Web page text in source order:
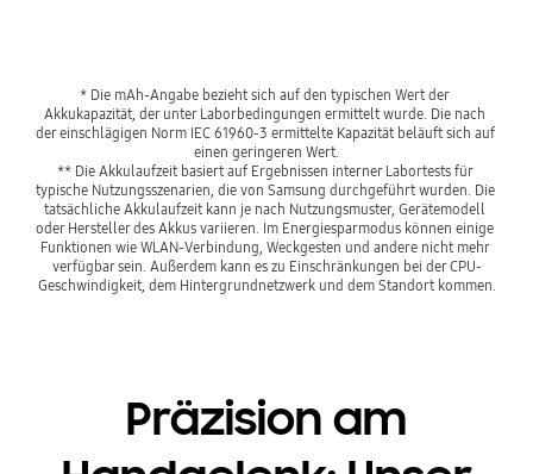
* Die mAh-Angabe bezieht sich auf den typischen Wert der
Akkukapazität, der unter Laborbedingungen ermittelt wurde. Die nach
der einschlägigen Norm IEC 61960-3 ermittelte Kapazität beläuft sich auf
einen geringeren Wert.
** Die Akkulaufzeit basiert auf Ergebnissen interner Labortests für
typische Nutzungsszenarien, die von Samsung durchgeführt wurden. Die
tatsächliche Akkulaufzeit kann je nach Nutzungsmuster, Gerätemodell
oder Hersteller des Akkus variieren. Im Energiesparmodus können einige
Funktionen wie WLAN-Verbindung, Weckgesten und andere nicht mehr
verfügbar sein. Außerdem kann es zu Einschränkungen bei der CPU-
Geschwindigkeit, dem Hintergrundnetzwerk und dem Standort kommen.
Präzision am